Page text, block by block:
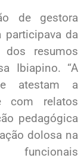
de gestora
participava da
resumos
Ibiapino. “A
atestam a
com relatos
pedagógica
dolosa na
funcionais